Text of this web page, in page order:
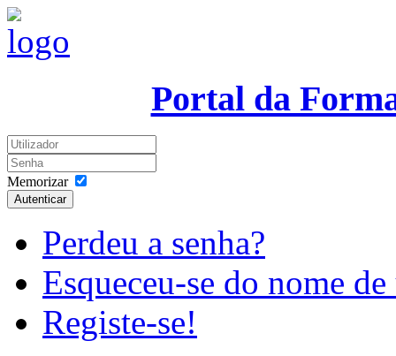
Portal da
Memorizar
Autenticar
Perdeu a senha?
Esqueceu-se do nome
Registe-se!